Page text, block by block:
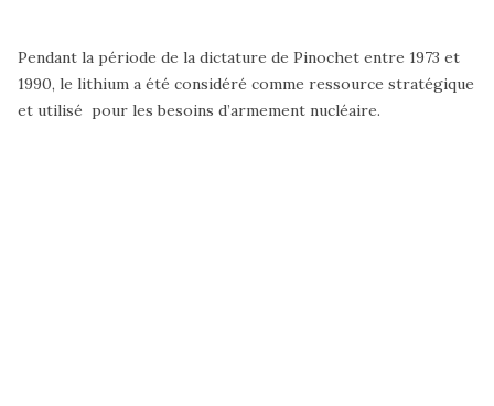
Pendant la période de la dictature de Pinochet entre 1973 et
1990, le lithium a été considéré comme ressource stratégique
et utilisé pour les besoins d’armement nucléaire.